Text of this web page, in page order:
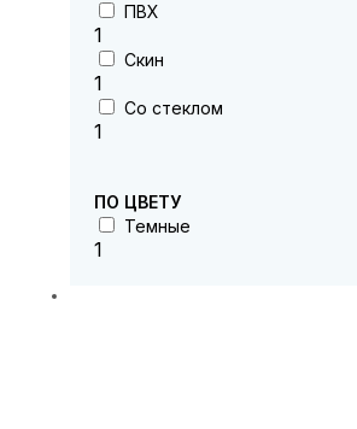
ПВХ
1
Скин
1
Со стеклом
1
ПО ЦВЕТУ
Темные
1